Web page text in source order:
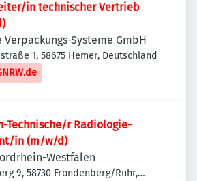
in technischer Vertrieb
Verpackungs-Systeme GmbH
1, 58675 Hemer, Deutschland
Technische/r Radiologie-
in (m/w/d)
Westfalen
9, 58730 Fröndenberg/Ruhr,